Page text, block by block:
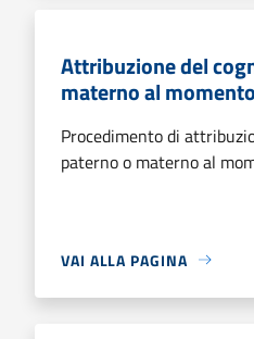
Attribuzione del
materno al
Procedimento di
paterno o materno al
VAI ALLA PAGINA